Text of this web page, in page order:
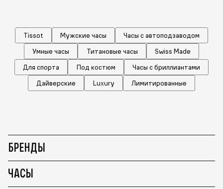
Tissot Мужские часы
Часы с автоподзаводом
Умные часы
Титановые часы
Swiss Made
Для спорта
Под костюм
Часы с бриллиантами
Дайверские
Luxury Лимитированные
БРЕНДЫ
ЧАСЫ